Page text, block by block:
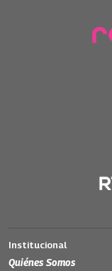
Institucional
Quiénes Somos